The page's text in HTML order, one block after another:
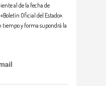
al de la fecha de
Oficial del Estado».
tiempo y forma supondrá la